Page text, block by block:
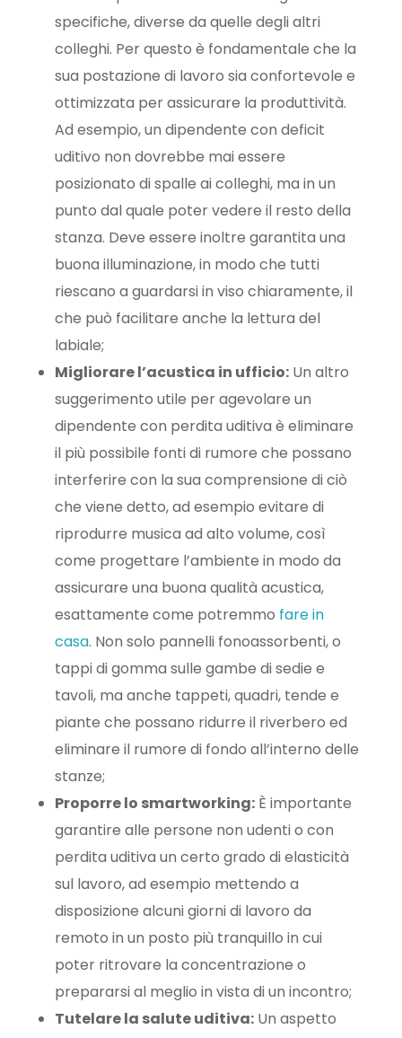
specifiche, diverse da quelle degli altri
colleghi. Per questo è fondamentale che la
sua postazione di lavoro sia confortevole e
ottimizzata per assicurare la produttività.
Ad esempio, un dipendente con deficit
uditivo non dovrebbe mai essere
posizionato di spalle ai colleghi, ma in un
punto dal quale poter vedere il resto della
stanza. Deve essere inoltre garantita una
buona illuminazione, in modo che tutti
riescano a guardarsi in viso chiaramente, il
che può facilitare anche la lettura del
labiale;
Migliorare l’acustica in ufficio:Un altro
suggerimento utile per agevolare un
dipendente con perdita uditiva è eliminare
il più possibile fonti di rumore che possano
interferire con la sua comprensione di ciò
che viene detto, ad esempio evitare di
riprodurre musica ad alto volume, così
come progettare l’ambiente in modo da
assicurare una buona qualità acustica,
esattamente come potremmo fare in
casa. Non solo pannelli fonoassorbenti, o
tappi di gomma sulle gambe di sedie e
tavoli, ma anche tappeti, quadri, tende e
piante che possano ridurre il riverbero ed
eliminare il rumore di fondo all’interno delle
stanze;
Proporre lo smartworking:È importante
garantire alle persone non udenti o con
perdita uditiva un certo grado di elasticità
sul lavoro, ad esempio mettendo a
disposizione alcuni giorni di lavoro da
remoto in un posto più tranquillo in cui
poter ritrovare la concentrazione o
prepararsi al meglio in vista di un incontro;
Tutelare la salute uditiva:Un aspetto